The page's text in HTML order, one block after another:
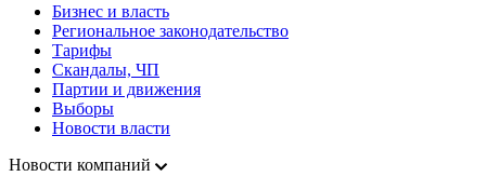
Бизнес и власть
Региональное законодательство
Тарифы
Скандалы, ЧП
Партии и движения
Выборы
Новости власти
Новости компаний